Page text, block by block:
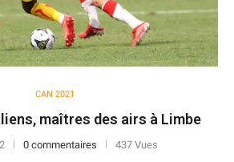
CAN 2021
maîtres des airs à Limbe
0 commentaires 437 Vues